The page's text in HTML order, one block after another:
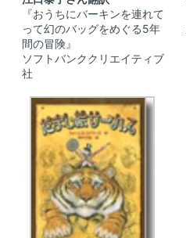
『おうちにバーキンを連れて
って幻のバッグをめぐる5年
間の冒険』
ソフトバンククリエイティブ
社